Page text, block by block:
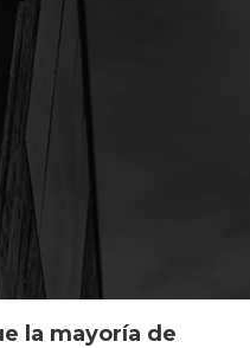
la mayoría de